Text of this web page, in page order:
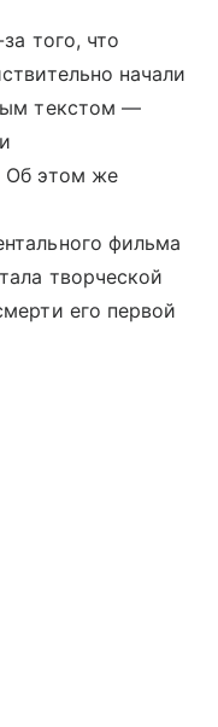
того, что
начали
текстом —
Об этом же
фильма
творческой
его первой